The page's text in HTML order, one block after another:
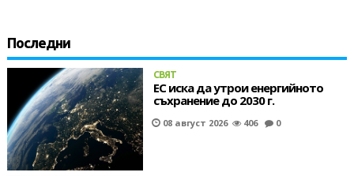
Последни
СВЯТ
ЕС иска да утрои енергийното
съхранение до 2030 г.
08 август 2026 406 0